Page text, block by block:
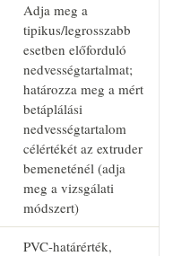
Adja meg a
tipikus/legrosszabb
esetben előforduló
nedvességtartalmat;
határozza meg a mért
betáplálási
nedvességtartalom
célértékét az extruder
bemeneténél (adja
meg a vizsgálati
módszert)
PVC-határérték,